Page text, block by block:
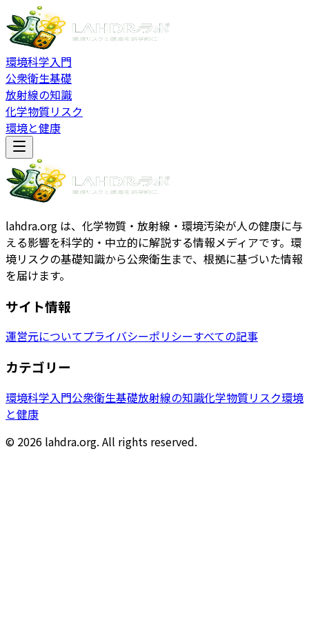
環境科学入門
公衆衛生基礎
放射線の知識
化学物質リスク
環境と健康
lahdra.org は、化学物質・放射線・環境汚染が人の健康に与
える影響を科学的・中立的に解説する情報メディアです。環
境リスクの基礎知識から公衆衛生まで、根拠に基づいた情報
を届けます。
サイト情報
運営元についてプライバシーポリシーすべての記事
カテゴリー
環境科学入門公衆衛生基礎放射線の知識化学物質リスク環境
と健康
© 2026 lahdra.org. All rights reserved.